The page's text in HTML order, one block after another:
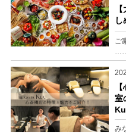
ご
室
み